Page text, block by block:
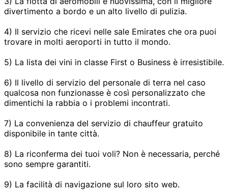
divertimento a bordo e un alto livello di pulizia.
4) Il servizio che ricevi nelle sale Emirates che ora puoi
trovare in molti aeroporti in tutto il mondo.
5) La lista dei vini in classe First o Business è irresistibile.
6) Il livello di servizio del personale di terra nel caso
qualcosa non funzionasse è così personalizzato che
dimentichi la rabbia o i problemi incontrati.
7) La convenienza del servizio di chauffeur gratuito
disponibile in tante città.
8) La riconferma dei tuoi voli? Non è necessaria, perché
sono sempre garantiti.
9) La facilità di navigazione sul loro sito web.